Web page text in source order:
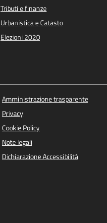
Tributi e finanze
Urbanistica e Catasto
Elezioni 2020
Amministrazione trasparente
Privacy
Cookie Policy
Note legali
Dichiarazione Accessibilità